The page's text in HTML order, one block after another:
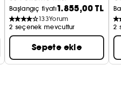
Başlangıç fiyatı1.855,00 TL
133Yorum
2 seçenek mevcuttur
Sepete ekle
2